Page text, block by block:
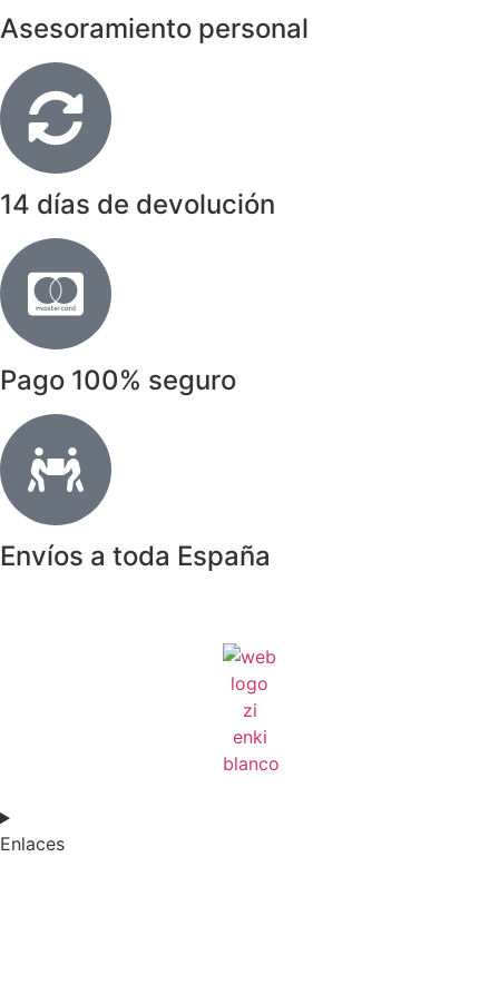
Asesoramiento personal
14 días de devolución
Pago 100% seguro
Envíos a toda España
Enlaces